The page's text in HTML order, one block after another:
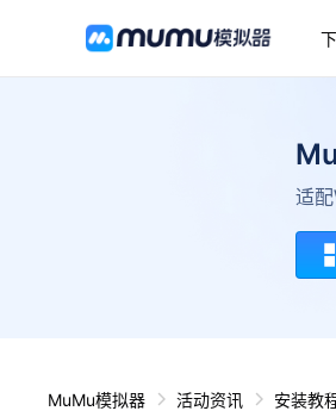
适
MuMu模拟器 活动资讯 安装教